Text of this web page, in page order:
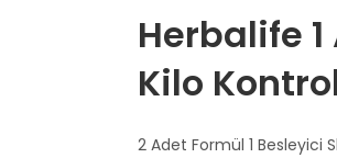
Herbalife 1
Kilo
2 Adet Formül 1 Besleyici